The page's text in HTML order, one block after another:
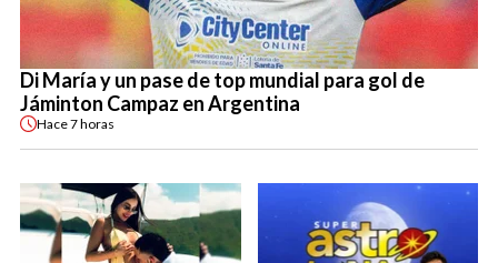
Di María y un pase de top mundial para gol de
Jáminton Campaz en Argentina
Hace7 horas